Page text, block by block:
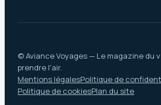
© Aviance Voyages — Le magazine du
prendre l'air.
Mentions légalesPolitique de
Politique de cookiesPlan du site